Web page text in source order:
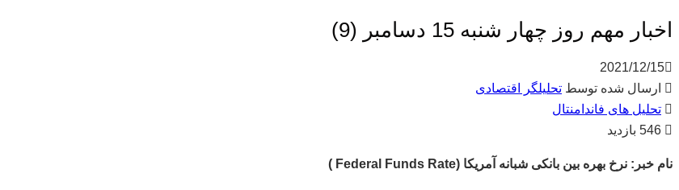
اخبار مهم روز چهار شنبه 15 دسامبر (9)
2021/12/15
ارسال شده توسط تحلیلگر اقتصادی
تحلیل های فاندامنتال
نام خبر : نرخ بهره بین بانکی شبانه آمریکا (Federal Funds Rate )